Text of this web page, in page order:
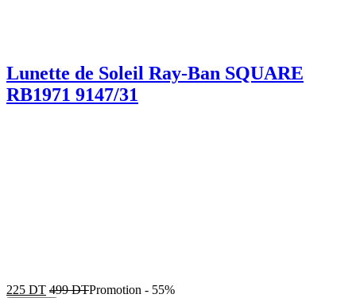
Lunette de Soleil Ray-Ban SQUARE
RB1971 9147/31
225 DT 499DTPromotion - 55%